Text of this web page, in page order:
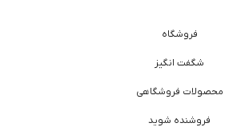
فروشگاه
شگفت انگیز
محصولات فروشگاهی
فروشنده شوید